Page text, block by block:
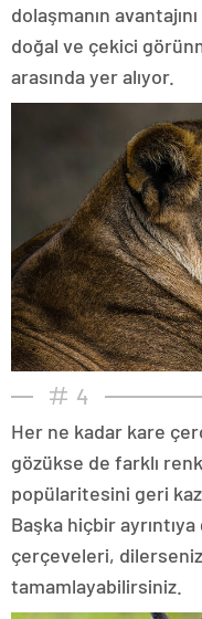
dolaşmanın
doğal ve çekici
arasında yer alıyor.
4
Her ne kadar kare
gözükse de farklı
popülaritesini geri
Başka hiçbir
çerçeveleri,
tamamlayabilirsiniz.